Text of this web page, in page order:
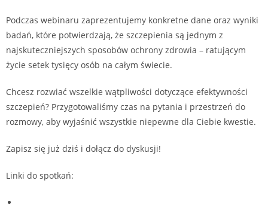
Podczas webinaru zaprezentujemy konkretne dane oraz wyniki
badań, które potwierdzają, że szczepienia są jednym z
najskuteczniejszych sposobów ochrony zdrowia – ratującym
życie setek tysięcy osób na całym świecie.
Chcesz rozwiać wszelkie wątpliwości dotyczące efektywności
szczepień? Przygotowaliśmy czas na pytania i przestrzeń do
rozmowy, aby wyjaśnić wszystkie niepewne dla Ciebie kwestie.
Zapisz się już dziś i dołącz do dyskusji!
Linki do spotkań: